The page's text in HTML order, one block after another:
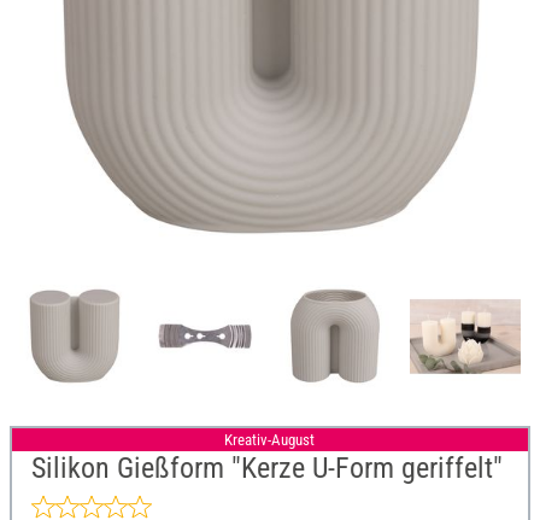
Kreativ-August
Silikon Gießform "Kerze U-Form geriffelt"